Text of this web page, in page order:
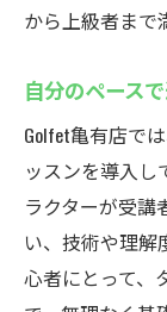
から上級者まで
自分のペース
Golfet亀有店で
ッスンを導入し
ラクターが受講
い、技術や理解
心者にとって、